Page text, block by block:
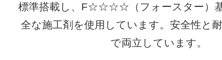
標準搭載し、F☆☆☆☆（フォースター）
全な施工剤を使用しています。安全性と
で両立しています。